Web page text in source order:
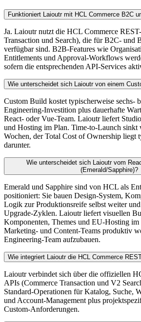
Funktioniert Laioutr mit HCL Commerce B2C
Ja. Laioutr nutzt die HCL Commerce
Transaction und Search), die für B2C- und
verfügbar sind. B2B-Features wie
Entitlements und Approval-Workflows
sofern die entsprechenden API-Services
Wie unterscheidet sich Laioutr von einem
Custom Build kostet typischerweise sechs-
Engineering-Investition plus dauerhafte
React- oder Vue-Team. Laioutr liefert
und Hosting im Plan. Time-to-Launch sinkt
Wochen, der Total Cost of Ownership liegt
darunter.
Wie unterscheidet sich Laioutr vom
(Emerald/Sapphire)?
Emerald und Sapphire sind von HCL als
positioniert: Sie bauen Design-System,
Logik zur Produktionsreife selbst weiter
Upgrade-Zyklen. Laioutr liefert visuellen
Komponenten, Themes und EU-Hosting im
Marketing- und Content-Teams produktiv
Engineering-Team aufzubauen.
Wie integriert Laioutr die HCL Commerce
Laioutr verbindet sich über die offiziellen
APIs (Commerce Transaction und V2
Standard-Operationen für Katalog, Suche,
und Account-Management plus
Custom-Anforderungen.